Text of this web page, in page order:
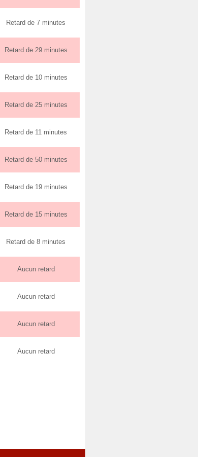
Retard de 7 minutes
Retard de 29 minutes
Retard de 10 minutes
Retard de 25 minutes
Retard de 11 minutes
Retard de 50 minutes
Retard de 19 minutes
Retard de 15 minutes
Retard de 8 minutes
Aucun retard
Aucun retard
Aucun retard
Aucun retard